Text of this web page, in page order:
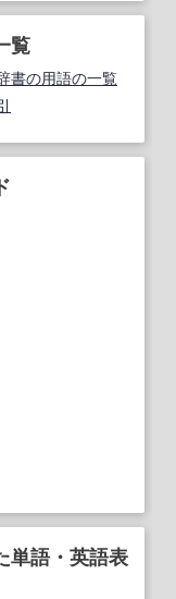
覧
書の用語の一覧
単語・英語表